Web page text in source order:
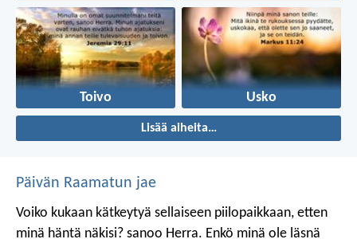
Toivo Usko
Lisää aiheita…
Päivän Raamatun jae
Voiko kukaan kätkeytyä sellaiseen piilopaikkaan, etten
minä häntä näkisi? sanoo Herra. Enkö minä ole läsnä